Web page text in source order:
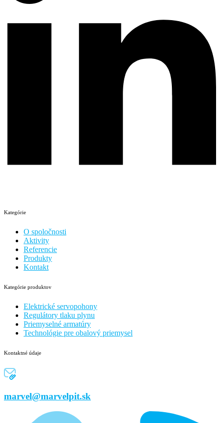
Kategórie
O spoločnosti
Aktivity
Referencie
Produkty
Kontakt
Kategórie produktov
Elektrické servopohony
Regulátory tlaku plynu
Priemyselné armatúry
Technológie pre obalový priemysel
Kontaktné údaje
marvel@marvelpit.sk